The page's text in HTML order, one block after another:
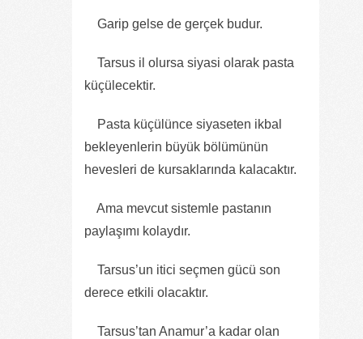
Garip gelse de gerçek budur.
Tarsus il olursa siyasi olarak pasta
küçülecektir.
Pasta küçülünce siyaseten ikbal
bekleyenlerin büyük bölümünün
hevesleri de kursaklarında kalacaktır.
Ama mevcut sistemle pastanın
paylaşımı kolaydır.
Tarsus’un itici seçmen gücü son
derece etkili olacaktır.
Tarsus’tan Anamur’a kadar olan